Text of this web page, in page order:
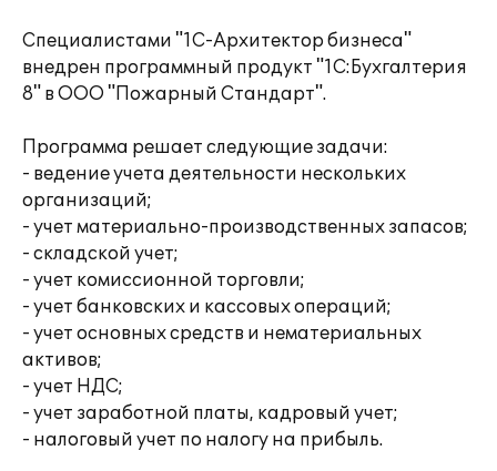
Специалистами "1С-Архитектор бизнеса"
внедрен программный продукт "1С:Бухгалтерия
8" в ООО "Пожарный Стандарт".
Программа решает следующие задачи:
- ведение учета деятельности нескольких
организаций;
- учет материально-производственных запасов;
- складской учет;
- учет комиссионной торговли;
- учет банковских и кассовых операций;
- учет основных средств и нематериальных
активов;
- учет НДС;
- учет заработной платы, кадровый учет;
- налоговый учет по налогу на прибыль.